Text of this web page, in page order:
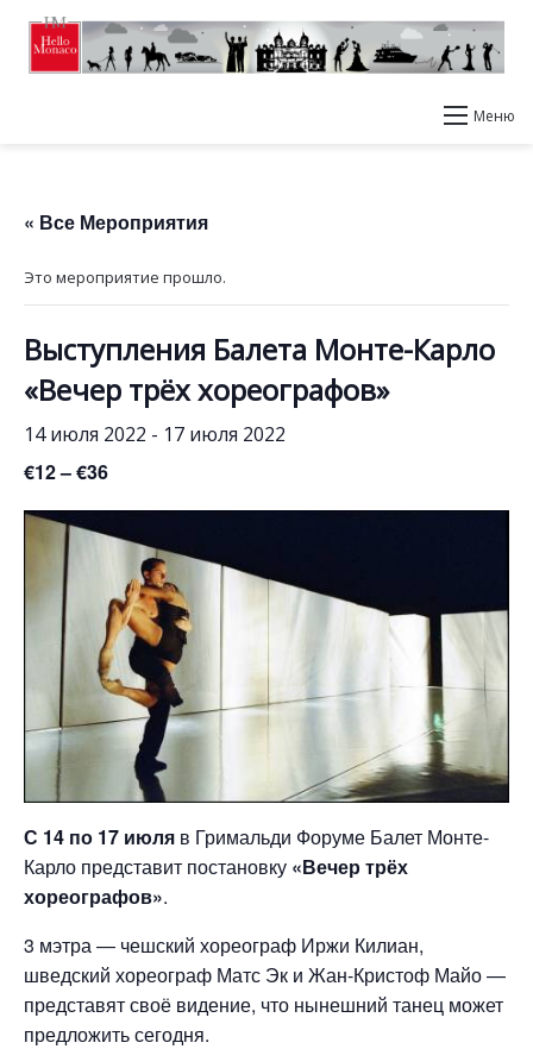
Меню
« Все Мероприятия
Это мероприятие прошло.
Выступления Балета Монте-Карло
«Вечер трёх хореографов»
14 июля 2022 - 17 июля 2022
€12 – €36
С 14 по 17 июля в Гримальди Форуме Балет Монте-
Карло представит постановку «Вечер трёх
хореографов».
3 мэтра — чешский хореограф Иржи Килиан,
шведский хореограф Матс Эк и Жан-Кристоф Майо —
представят своё видение, что нынешний танец может
предложить сегодня.